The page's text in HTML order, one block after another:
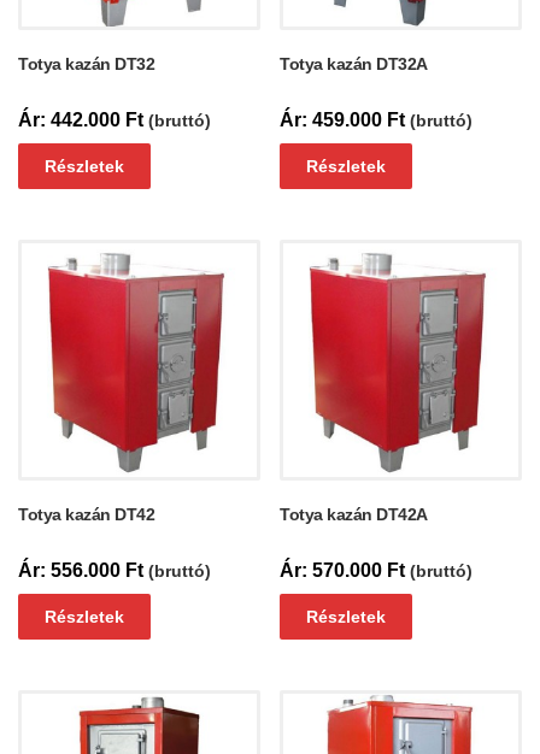
Totya kazán DT32
442.000 Ft (bruttó)
Részletek
Totya kazán DT32A
459.000 Ft (bruttó)
Részletek
Totya kazán DT42
556.000 Ft (bruttó)
Részletek
Totya kazán DT42A
570.000 Ft (bruttó)
Részletek